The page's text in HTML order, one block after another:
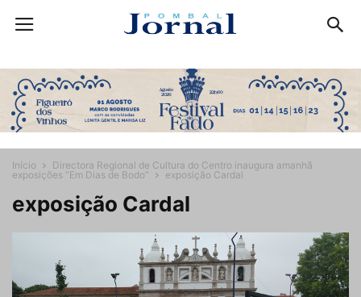
Início
Directora Regional de Cultura do Centro inaugura amanhã
exposições “Em Dias de Bodo”
exposição Cardal
exposição Cardal